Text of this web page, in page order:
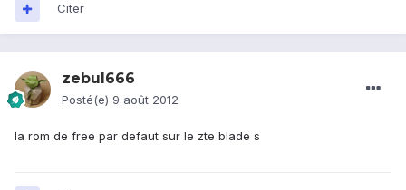
Citer
zebul666
Posté(e) 9 août 2012
la rom de free par defaut sur le zte blade s